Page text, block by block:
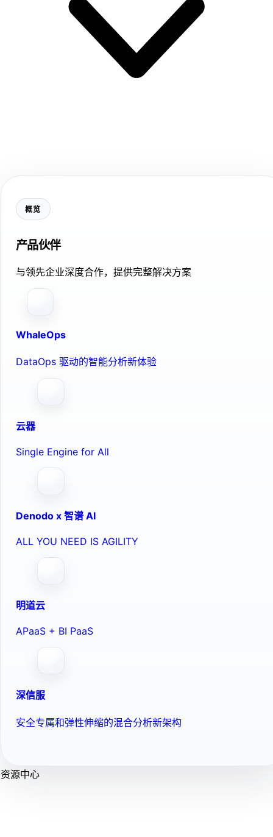
概览
产品伙伴
与领先企业深度合作，提供完整解决方案
WhaleOps
DataOps 驱动的智能分析新体验
云器
Single Engine for All
Denodo x 智谱 AI
ALL YOU NEED IS AGILITY
明道云
APaaS + BI PaaS
深信服
安全专属和弹性伸缩的混合分析新架构
资源中心